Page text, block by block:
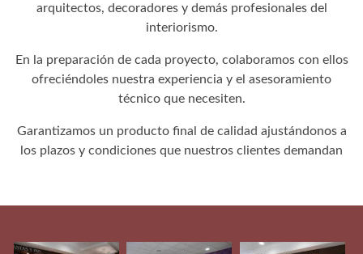
arquitectos, decoradores y demás profesionales del
interiorismo.
En la preparación de cada proyecto, colaboramos con ellos
ofreciéndoles nuestra experiencia y el asesoramiento
técnico que necesiten.
Garantizamos un producto final de calidad ajustándonos a
los plazos y condiciones que nuestros clientes demandan